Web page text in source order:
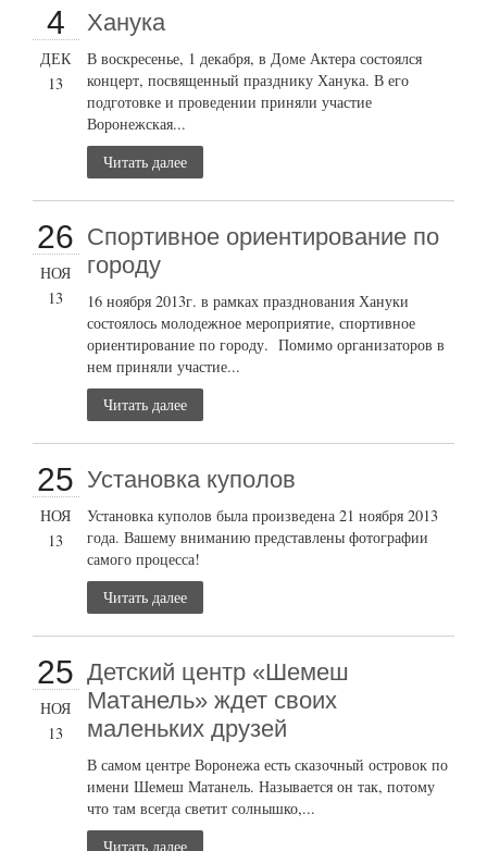
4
ДЕК
13
Ханука
В воскресенье, 1 декабря, в Доме Актера состоялся
концерт, посвященный празднику Ханука. В его
подготовке и проведении приняли участие
Воронежская...
Читать далее
26
НОЯ
13
Cпортивное ориентирование по
городу
16 ноября 2013г. в рамках празднования Хануки
состоялось молодежное мероприятие, спортивное
ориентирование по городу. Помимо организаторов в
нем приняли участие...
Читать далее
25
НОЯ
13
Установка куполов
Установка куполов была произведена 21 ноября 2013
года. Вашему вниманию представлены фотографии
самого процесса!
Читать далее
25
НОЯ
13
Детский центр «Шемеш
Матанель» ждет своих
маленьких друзей
В самом центре Воронежа есть сказочный островок по
имени Шемеш Матанель. Называется он так, потому
что там всегда светит солнышко,...
Читать далее